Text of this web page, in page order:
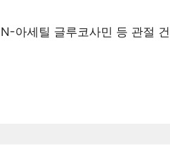
아세틸 글루코사민 등 관절 건